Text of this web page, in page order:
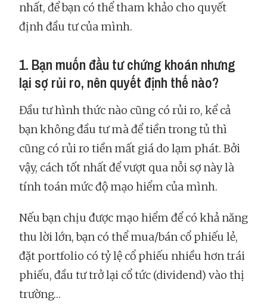
nhất, để bạn có thể tham khảo cho quyết
định đầu tư của mình.
1. Bạn muốn đầu tư chứng khoán nhưng
lại sợ rủi ro, nên quyết định thế nào?
Đầu tư hình thức nào cũng có rủi ro, kể cả
bạn không đầu tư mà để tiền trong tủ thì
cũng có rủi ro tiền mất giá do lạm phát. Bởi
vậy, cách tốt nhất để vượt qua nỗi sợ này là
tính toán mức độ mạo hiểm của mình.
Nếu bạn chịu được mạo hiểm để có khả năng
thu lời lớn, bạn có thể mua/bán cổ phiếu lẻ,
đặt portfolio có tỷ lệ cổ phiếu nhiều hơn trái
phiếu, đầu tư trở lại cổ tức (dividend) vào thị
trường…